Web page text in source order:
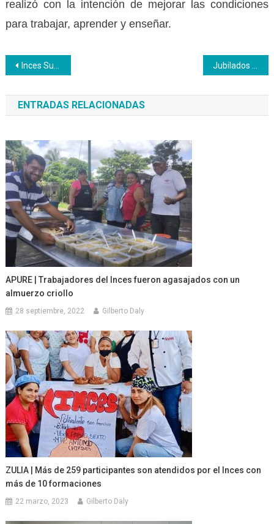
realizó con la intención de mejorar las condiciones
para trabajar, aprender y enseñar.
Navegación
de
entradas
Inces Sucre dicta curso a 27 enfermeras del Huapa
ENTRADAS RELACIONADAS
APURE | Trabajadores del Inces fueron agasajados con un
almuerzo criollo
28 septiembre, 2022 Gilberto Daly
ZULIA | Más de 259 participantes son atendidos por el Inces con
más de 10 formaciones
22 marzo, 2023 Gilberto Daly